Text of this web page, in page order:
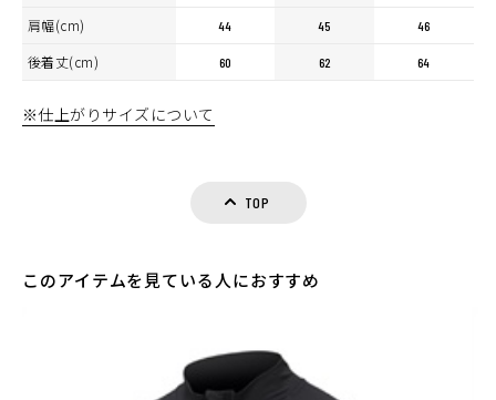
肩幅(cm) 44 45 46
後着丈(cm) 60 62 64
※仕上がりサイズについて
TOP
このアイテムを見ている人におすすめ